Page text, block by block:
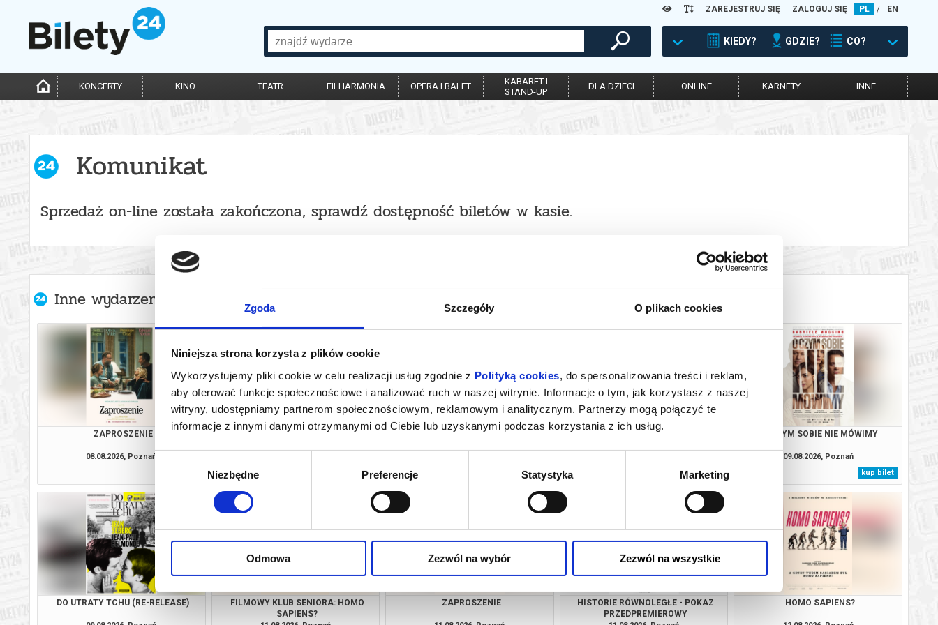
Zgoda Szczegóły O plikach cookies
Niniejsza strona korzysta z plików cookie
Wykorzystujemy pliki cookie w celu realizacji usług zgodnie z Polityką cookies, do spersonalizowania treści i reklam,
aby oferować funkcje społecznościowe i analizować ruch w naszej witrynie. Informacje o tym, jak korzystasz z naszej
witryny, udostępniamy partnerom społecznościowym, reklamowym i analitycznym. Partnerzy mogą połączyć te
informacje z innymi danymi otrzymanymi od Ciebie lub uzyskanymi podczas korzystania z ich usług.
Wybór
Niezbędne Preferencje Statystyka Marketing
Odmowa Zezwól na wybór Zezwól na wszystkie
ZAREJESTRUJ SIĘ ZALOGUJ SIĘ PL / EN
KIEDY? GDZIE? CO?
KONCERTY KINO TEATR FILHARMONIA OPERA I BALET
KABARET I
STAND-UP
DLA DZIECI ONLINE KARNETY INNE
Komunikat
Sprzedaż on-line została zakończona, sprawdź dostępność biletów w kasie.
Inne wydarzenia organizatora
ZAPROSZENIE
08.08.2026, Poznań
GORZKIE ŚWIĘTA - POKAZ
kup bilet
O CZYM SOBIE NIE MÓWIMY
kup bilet
ZAPROSZENIE
kup bilet
O CZYM SOBIE NIE MÓWIMY
09.08.2026, Poznań
kup bilet
DO UTRATY TCHU (RE-RELEASE)
FILMOWY KLUB SENIORA: HOMO
SAPIENS?
ZAPROSZENIE
HISTORIE RÓWNOLEGŁE - POKAZ
PRZEDPREMIEROWY
HOMO SAPIENS?